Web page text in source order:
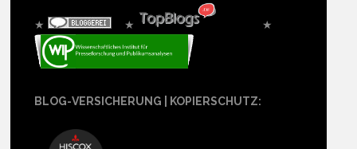
★ ★ ★
BLOG-VERSICHERUNG | KOPIERSCHUTZ: